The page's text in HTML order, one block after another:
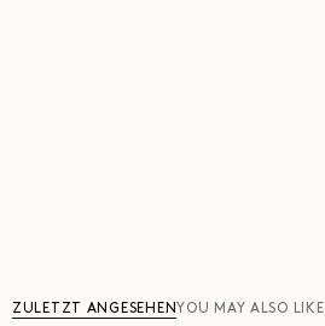
ZULETZT ANGESEHENYOU MAY ALSO LIKE